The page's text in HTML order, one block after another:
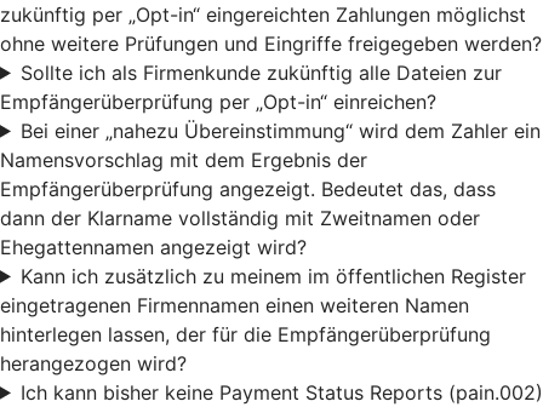
zukünftig per „Opt-in“ eingereichten Zahlungen möglichst
ohne weitere Prüfungen und Eingriffe freigegeben werden?
Sollte ich als Firmenkunde zukünftig alle Dateien zur
Empfängerüberprüfung per „Opt-in“ einreichen?
Bei einer „nahezu Übereinstimmung“ wird dem Zahler ein
Namensvorschlag mit dem Ergebnis der
Empfängerüberprüfung angezeigt. Bedeutet das, dass
dann der Klarname vollständig mit Zweitnamen oder
Ehegattennamen angezeigt wird?
Kann ich zusätzlich zu meinem im öffentlichen Register
eingetragenen Firmennamen einen weiteren Namen
hinterlegen lassen, der für die Empfängerüberprüfung
herangezogen wird?
Ich kann bisher keine Payment Status Reports (pain.002)